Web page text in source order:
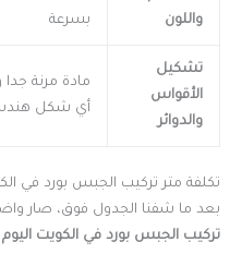
واللون
بسرعة
تشكيل
الأقواس
والدوائر
مادة مرنة جدا
أي شكل
تكلفة متر تركيب الجبس بورد في
بعد ما شفنا الجدول فوق، صار
تركيب الجبس بورد في الكويت اليوم